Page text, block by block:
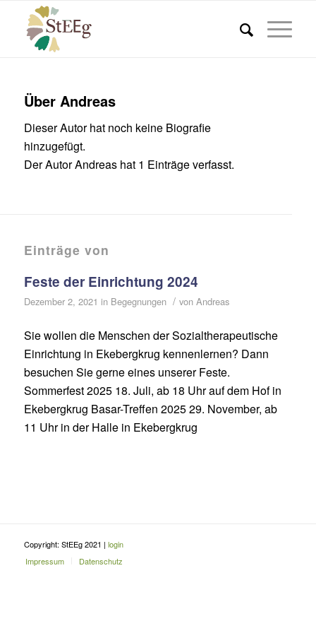
Über Andreas
Dieser Autor hat noch keine Biografie
hinzugefügt.
Der AutorAndreashat 1 Einträge verfasst.
Einträge von
Feste der Einrichtung 2024
Dezember 2, 2021 in Begegnungen / von Andreas
Sie wollen die Menschen der Sozialtherapeutische
Einrichtung in Ekebergkrug kennenlernen? Dann
besuchen Sie gerne eines unserer Feste.
Sommerfest 2025 18. Juli, ab 18 Uhr auf dem Hof in
Ekebergkrug Basar-Treffen 2025 29. November, ab
11 Uhr in der Halle in Ekebergkrug
Copyright: StEEg 2021 | login
Impressum
Datenschutz